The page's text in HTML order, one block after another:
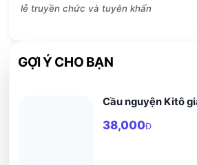
lễ truyền chức và tuyên khấn
GỢI Ý CHO BẠN
Cầu nguyện Kitô
38,000Đ